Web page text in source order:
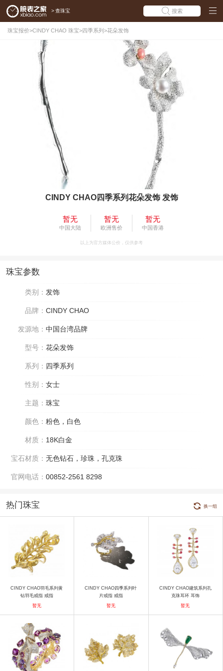
> 查珠宝 搜索
珠宝报价>CINDY CHAO 珠宝>四季系列 >花朵发饰
CINDY CHAO四季系列花朵发饰 发饰
暂无
中国大陆
暂无
欧洲售价
暂无
中国香港
以上为官方媒体公价，仅供参考
珠宝参数
类别： 发饰
品牌： CINDY CHAO
发源地： 中国台湾品牌
型号： 花朵发饰
系列： 四季系列
性别： 女士
主题： 珠宝
颜色： 粉色，白色
材质： 18K白金
宝石材质： 无色钻石，珍珠，孔克珠
官网电话： 00852-2561 8298
热门珠宝 换一组
CINDY CHAO羽毛系列黄
钻羽毛戒指 戒指
暂无
CINDY CHAO四季系列叶
片戒指 戒指
暂无
CINDY CHAO建筑系列孔
克珠耳环 耳饰
暂无